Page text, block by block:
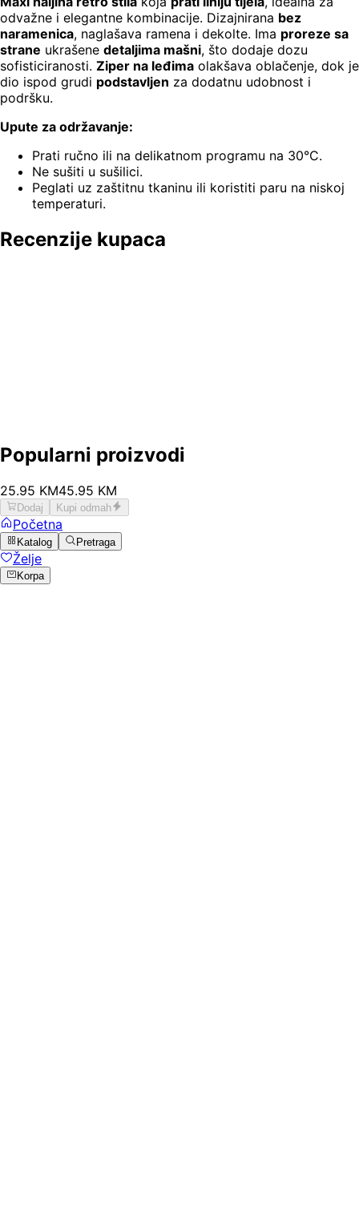
odvažne i elegantne kombinacije. Dizajnirana bez
naramenica, naglašava ramena i dekolte. Ima proreze sa
strane ukrašene detaljima mašni, što dodaje dozu
sofisticiranosti. Ziper na leđima olakšava oblačenje, dok je
dio ispod grudi podstavljen za dodatnu udobnost i
podršku.
Upute za održavanje:
Prati ručno ili na delikatnom programu na 30°C.
Ne sušiti u sušilici.
Peglati uz zaštitnu tkaninu ili koristiti paru na niskoj
temperaturi.
Recenzije kupaca
Popularni proizvodi
25.95 KM45.95 KM
Dodaj Kupi odmah
Početna
Katalog Pretraga
Želje
Korpa